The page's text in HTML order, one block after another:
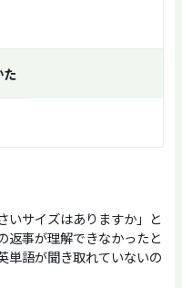
いサイズはありますか」と
返事が理解できなかったと
単語が聞き取れていないの